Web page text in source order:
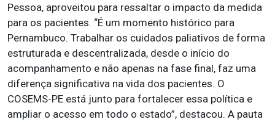
Pessoa, aproveitou para ressaltar o impacto da medida
para os pacientes. “É um momento histórico para
Pernambuco. Trabalhar os cuidados paliativos de forma
estruturada e descentralizada, desde o início do
acompanhamento e não apenas na fase final, faz uma
diferença significativa na vida dos pacientes. O
COSEMS-PE está junto para fortalecer essa política e
ampliar o acesso em todo o estado”, destacou. A pauta